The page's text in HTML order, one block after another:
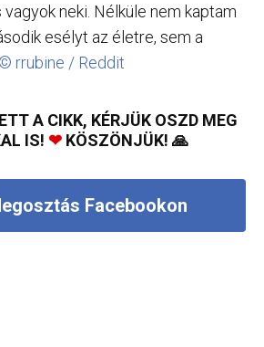
vagyok neki. Nélküle nem kaptam
esélyt az életre, sem a
© rrubine / Reddit
A CIKK, KÉRJÜK OSZD MEG
IS! ❤KÖSZÖNJÜK! 🙏
Facebookon